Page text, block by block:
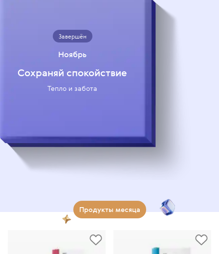
Завершён
Ноябрь
Сохраняй спокойствие
Тепло и забота
Продукты месяца